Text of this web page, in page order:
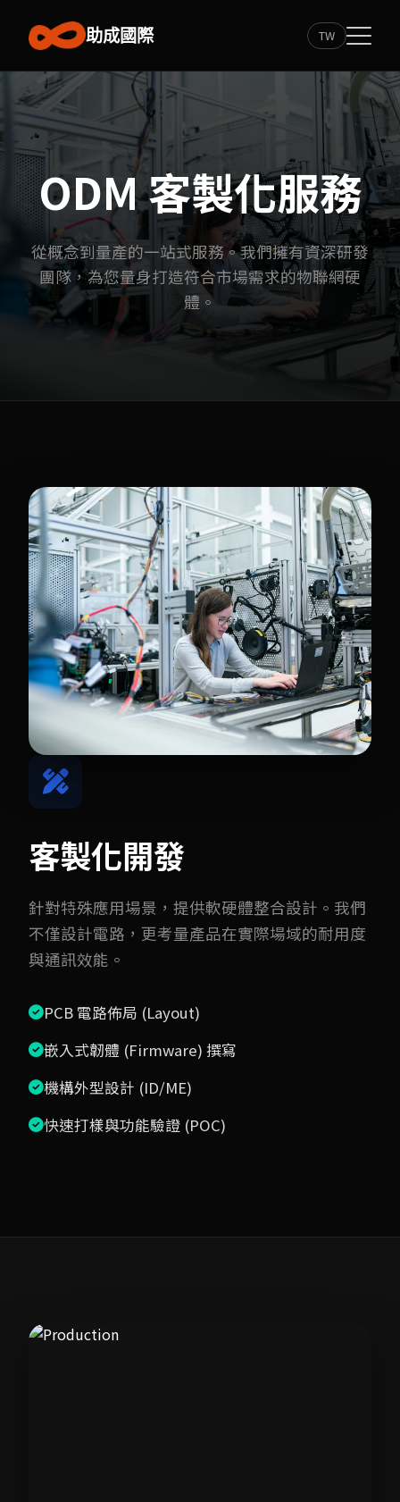
助成國際 TW
ODM 客製化服務
從概念到量產的一站式服務。我們擁有資深研發
團隊，為您量身打造符合市場需求的物聯網硬
體。
客製化開發
針對特殊應用場景，提供軟硬體整合設計。我們
不僅設計電路，更考量產品在實際場域的耐用度
與通訊效能。
PCB 電路佈局 (Layout)
嵌入式韌體 (Firmware) 撰寫
機構外型設計 (ID/ME)
快速打樣與功能驗證 (POC)